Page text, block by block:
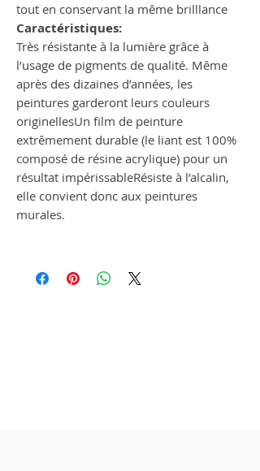
tout en conservant la même brilllance
Caractéristiques:
Très résistante à la lumière grâce à
l’usage de pigments de qualité. Même
après des dizaines d’années, les
peintures garderont leurs couleurs
originellesUn film de peinture
extrêmement durable (le liant est 100%
composé de résine acrylique) pour un
résultat impérissableRésiste à l’alcalin,
elle convient donc aux peintures
murales.